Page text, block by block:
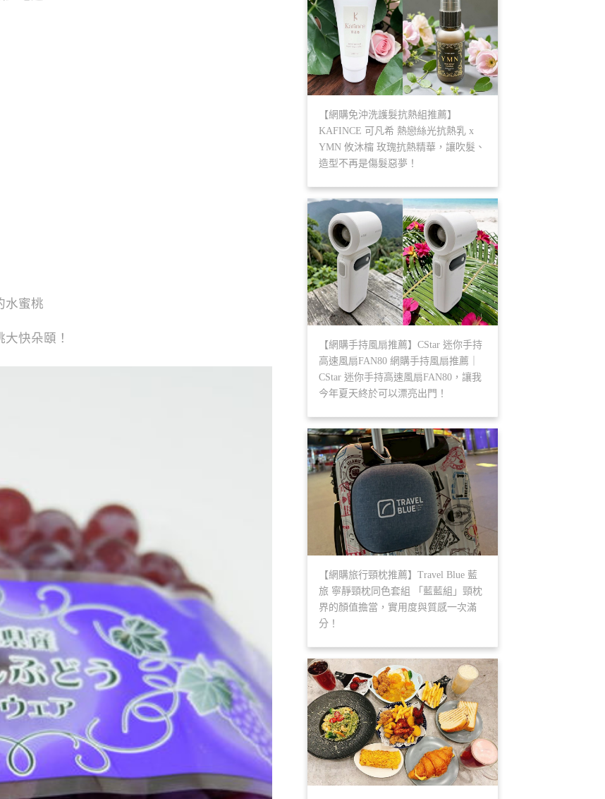
水蜜桃
快朵頤！
【網購免沖洗護髮抗熱組推薦】
KAFINCE 可凡希 熱戀絲光抗熱乳 x
YMN 攸沐橣 玫瑰抗熱精華，讓吹髮、
造型不再是傷髮惡夢！
【網購手持風扇推薦】CStar 迷你手持
高速風扇FAN80 網購手持風扇推薦｜
CStar 迷你手持高速風扇FAN80，讓我
今年夏天終於可以漂亮出門！
【網購旅行頸枕推薦】Travel Blue 藍
旅 寧靜頸枕同色套組 「藍藍組」頸枕
界的顏值擔當，實用度與質感一次滿
分！